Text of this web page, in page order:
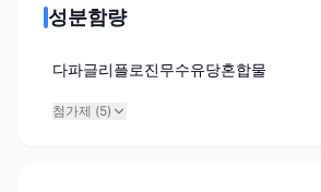
성분함량
다파글리플로진무수유당혼합물
첨가제 (5)